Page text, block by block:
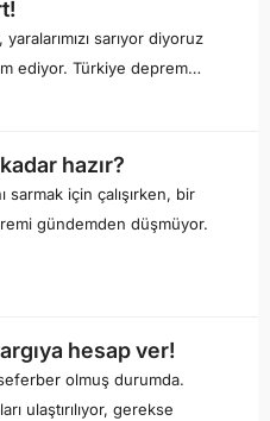
sarıyor diyoruz
ediyor. Türkiye deprem…
hazır?
sarmak için çalışırken, bir
gündemden düşmüyor.
hesap ver!
olmuş durumda.
ulaştırılıyor, gerekse